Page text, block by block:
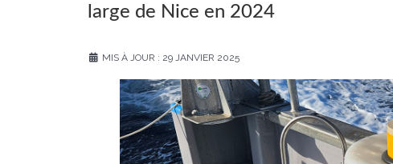
large de Nice en 2024
MIS À JOUR : 29 JANVIER 2025